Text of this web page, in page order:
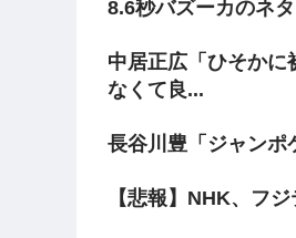
8.6秒バズーカのネ
中居正広「ひそかに
なくて良...
長谷川豊「ジャンポ
【悲報】NHK、フ